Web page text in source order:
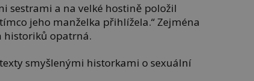
sestrami a na velké hostině položil
jeho manželka přihlížela.“ Zejména
historiků opatrná.
smyšlenými historkami o sexuální